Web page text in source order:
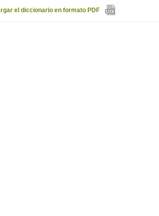
el diccionario en formato PDF